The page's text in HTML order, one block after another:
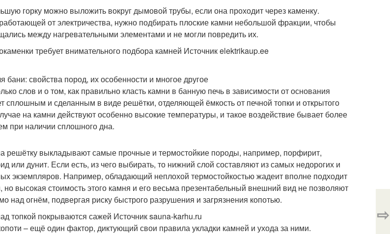
горку можно выложить вокруг дымовой трубы, если она проходит через каменку.
от электричества, нужно подбирать плоские камни небольшой фракции, чтобы
между нагревательными элементами и не могли повредить их.
требует внимательного подбора камней Источник elektrikaup.ee
свойства пород, их особенности и многое другое
слов и о том, как правильно класть камни в банную печь в зависимости от основания
сплошным и сделанным в виде решётки, отделяющей ёмкость от печной топки и открытого
на камни действуют особенно высокие температуры, и такое воздействие бывает более
при наличии сплошного дна.
решётку выкладывают самые прочные и термостойкие породы, например, порфирит,
или дунит. Если есть, из чего выбирать, то нижний слой составляют из самых недорогих и
экземпляров. Например, обладающий неплохой термостойкостью жадеит вполне подходит
но высокая стоимость этого камня и его весьма презентабельный внешний вид не позволяют
над огнём, подвергая риску быстрого разрушения и загрязнения копотью.
топкой покрываются сажей Источник sauna-karhu.ru
– ещё один фактор, диктующий свои правила укладки камней и ухода за ними.
⇨